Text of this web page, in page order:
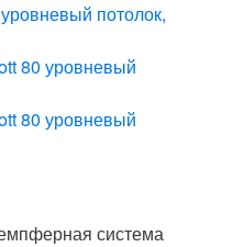
система